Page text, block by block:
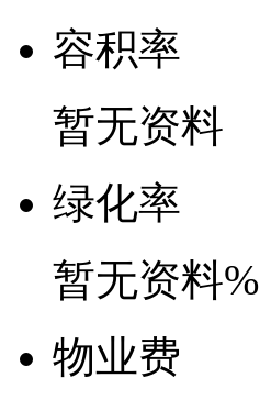
容积率
暂无资料
绿化率
暂无资料%
物业费